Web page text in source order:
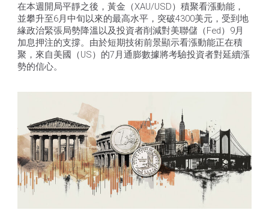
在本週開局平靜之後，黃金（XAU/USD）積聚看漲動能，
並攀升至6月中旬以來的最高水平，突破4300美元，受到地
緣政治緊張局勢降溫以及投資者削減對美聯儲（Fed）9月
加息押注的支撐。由於短期技術前景顯示看漲動能正在積
聚，來自美國（US）的7月通膨數據將考驗投資者對延續漲
勢的信心。